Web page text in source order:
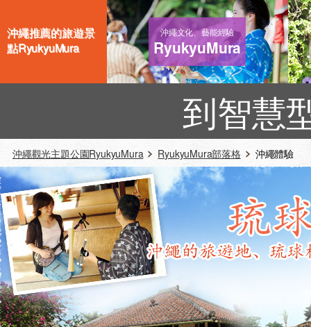
沖繩推薦的旅遊景
點RyukyuMura
沖繩文化、藝能經驗
RyukyuMura
到智慧
沖繩觀光主題公園RyukyuMura RyukyuMura部落格 沖繩體驗